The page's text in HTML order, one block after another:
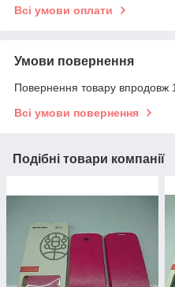
Всі умови оплати
Умови повернення
Повернення товару впродовж
Всі умови повернення
Подібні товари компанії